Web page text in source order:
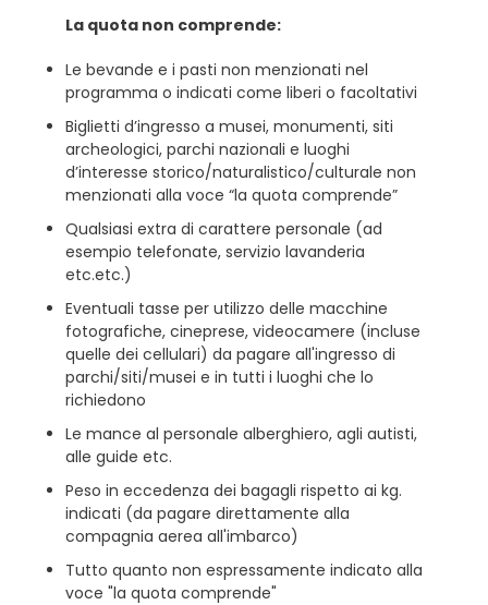
La quota non comprende:
Le bevande e i pasti non menzionati nel
programma o indicati come liberi o facoltativi
Biglietti d’ingresso a musei, monumenti, siti
archeologici, parchi nazionali e luoghi
d’interesse storico/naturalistico/culturale non
menzionati alla voce “la quota comprende”
Qualsiasi extra di carattere personale (ad
esempio telefonate, servizio lavanderia
etc.etc.)
Eventuali tasse per utilizzo delle macchine
fotografiche, cineprese, videocamere (incluse
quelle dei cellulari) da pagare all'ingresso di
parchi/siti/musei e in tutti i luoghi che lo
richiedono
Le mance al personale alberghiero, agli autisti,
alle guide etc.
Peso in eccedenza dei bagagli rispetto ai kg.
indicati (da pagare direttamente alla
compagnia aerea all'imbarco)
Tutto quanto non espressamente indicato alla
voce "la quota comprende"